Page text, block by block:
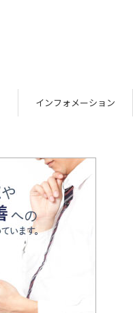
インフォメーション